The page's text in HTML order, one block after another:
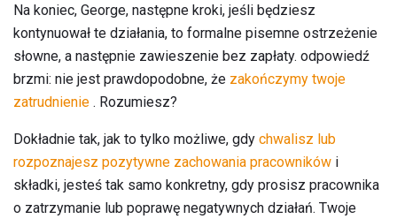
Na koniec, George, następne kroki, jeśli będziesz
kontynuował te działania, to formalne pisemne ostrzeżenie
słowne, a następnie zawieszenie bez zapłaty. odpowiedź
brzmi: nie jest prawdopodobne, że zakończymy twoje
zatrudnienie . Rozumiesz?
Dokładnie tak, jak to tylko możliwe, gdy chwalisz lub
rozpoznajesz pozytywne zachowania pracowników i
składki, jesteś tak samo konkretny, gdy prosisz pracownika
o zatrzymanie lub poprawę negatywnych działań. Twoje